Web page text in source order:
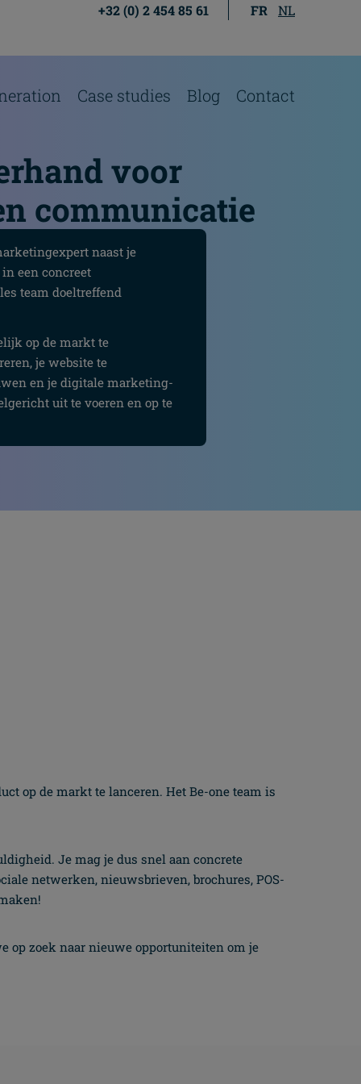
+32 (0) 2 454 85 61 FR NL
Case studies Blog Contact
voor
communicatie
naast je
een concreet
team doeltreffend
op de markt te
je website te
en je digitale marketing-
uit te voeren en op te
op de markt te lanceren. Het Be-one team is
Je mag je dus snel aan concrete
netwerken, nieuwsbrieven, brochures, POS-
op zoek naar nieuwe opportuniteiten om je